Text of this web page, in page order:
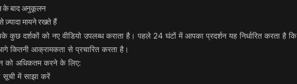
के बाद अनुकूलन
मायने रखते हैं
दर्शकों को नए वीडियो उपलब्ध कराता है। पहले 24 घंटों में आपका प्रदर्शन यह निर्धारित करता है कि
कितनी आक्रामकता से प्रचारित करता है।
को अधिकतम करने के लिए:
सूची में साझा करें